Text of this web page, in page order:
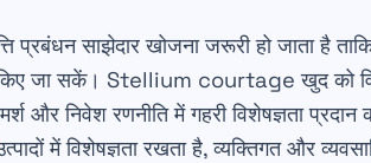
प्रबंधन साझेदार खोजना जरूरी हो जाता है
किए जा सकें। Stellium courtage खुद को
और निवेश रणनीति में गहरी विशेषज्ञता
में विशेषज्ञता रखता है, व्यक्तिगत और